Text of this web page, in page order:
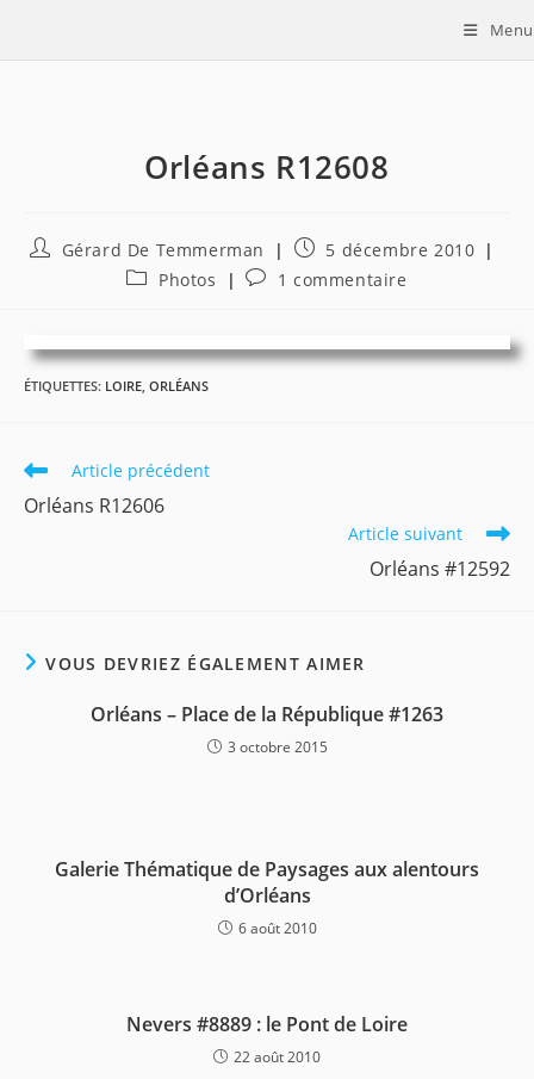
Menu
Orléans R12608
Auteur/autrice
Gérard De Temmerman
Publication
publiée :
5 décembre 2010
PostPhotos
Commentaires
publication :
1 commentaire
ÉTIQUETTES: LOIRE, ORLÉANS
Read
more
articles
Article précédent
Orléans R12606
Article suivant
Orléans #12592
VOUS DEVRIEZ ÉGALEMENT AIMER
Orléans – Place de la République #1263
3 octobre 2015
Galerie Thématique de Paysages aux alentours
d’Orléans
6 août 2010
Nevers #8889 : le Pont de Loire
22 août 2010